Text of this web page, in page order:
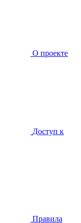
О проекте
Доступ к
Правила